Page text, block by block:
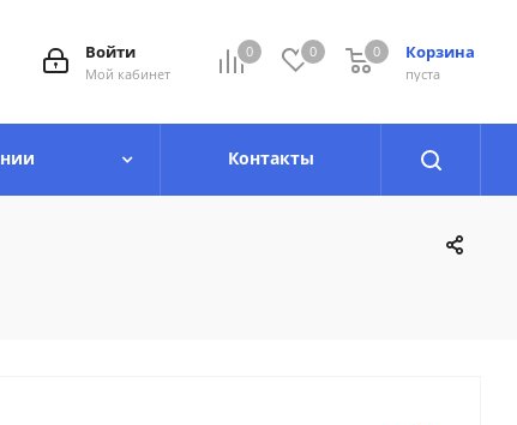
0 0 Корзина
0
пуста
0
Войти
Мой кабинет
Контакты